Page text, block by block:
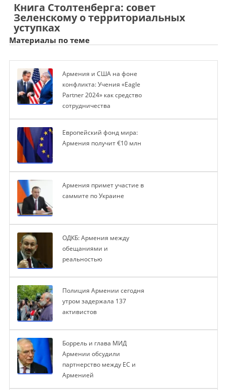
Книга Столтенберга: совет
Зеленскому о территориальных
уступках
Материалы по теме
Армения и США на фоне
конфликта: Учения «Eagle
Partner 2024» как средство
сотрудничества
Европейский фонд мира:
Армения получит €10 млн
Армения примет участие в
саммите по Украине
ОДКБ: Армения между
обещаниями и
реальностью
Полиция Армении сегодня
утром задержала 137
активистов
Боррель и глава МИД
Армении обсудили
партнерство между ЕС и
Арменией